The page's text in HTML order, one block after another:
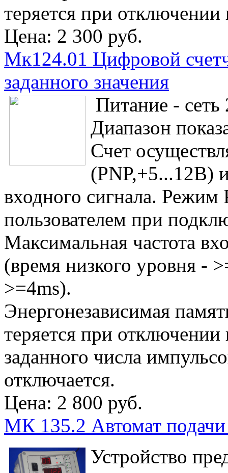
теряется при отключении
Цена: 2 300 руб.
Мк124.01 Цифровой
заданного значения
Питание -
Диапазон
Счет
(PNP,+5...12В)
входного сигнала. Режим
пользователем при
Максимальная частота
(время низкого уровня -
>=4ms).
Энергонезависимая
теряется при
заданного числа
отключается.
Цена: 2 800 руб.
МК 135.2 Автомат
Устройство